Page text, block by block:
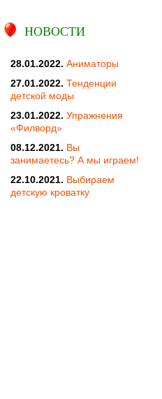
НОВОСТИ
28.01.2022. Аниматоры
27.01.2022. Тенденции
детской моды
23.01.2022. Упражнения
«Филворд»
08.12.2021. Вы
занимаетесь? А мы играем!
22.10.2021. Выбираем
детскую кроватку